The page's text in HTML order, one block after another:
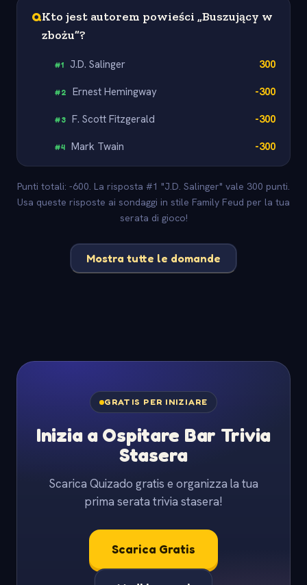
QKto jest autorem powieści „Buszujący w
zbożu”?
#1 J.D. Salinger 300
#2 Ernest Hemingway -300
#3 F. Scott Fitzgerald -300
#4 Mark Twain -300
Punti totali: -600. La risposta #1 "J.D. Salinger" vale 300 punti.
Usa queste risposte ai sondaggi in stile Family Feud per la tua
serata di gioco!
Mostra tutte le domande
GRATIS PER INIZIARE
Inizia a Ospitare Bar Trivia
Stasera
Scarica Quizado gratis e organizza la tua
prima serata trivia stasera!
Scarica Gratis